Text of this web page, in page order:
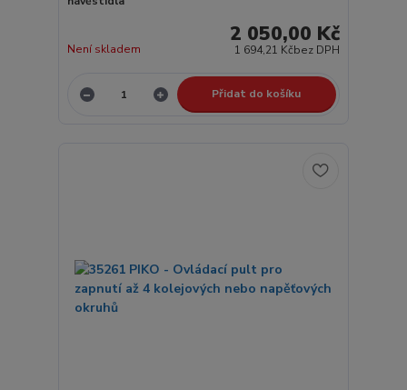
2 050,00 Kč
1 694,21 Kčbez DPH
Není skladem
Přidat do košíku